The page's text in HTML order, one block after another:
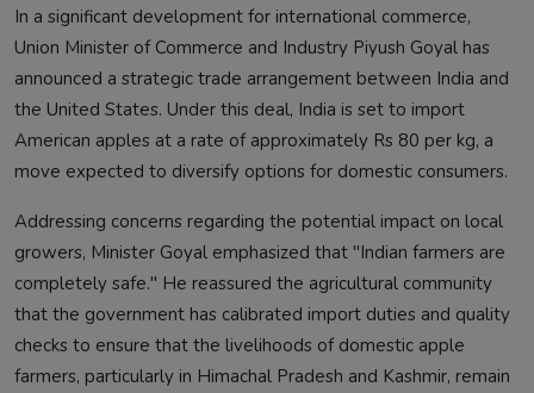
In a significant development for international commerce,
Union Minister of Commerce and Industry Piyush Goyal has
announced a strategic trade arrangement between India and
the United States. Under this deal, India is set to import
American apples at a rate of approximately Rs 80 per kg, a
move expected to diversify options for domestic consumers.
Addressing concerns regarding the potential impact on local
growers, Minister Goyal emphasized that "Indian farmers are
completely safe." He reassured the agricultural community
that the government has calibrated import duties and quality
checks to ensure that the livelihoods of domestic apple
farmers, particularly in Himachal Pradesh and Kashmir, remain